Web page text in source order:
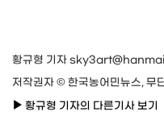
황규형 기자
저작권자 © 한국농어민뉴스, 무
황규형 기자의 다른기사 보기